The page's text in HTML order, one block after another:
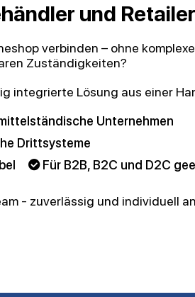
und Retailer
verbinden – ohne
Zuständigkeiten?
integrierte Lösung aus einer
Unternehmen
Drittsysteme
Für B2B, B2C und D2C
- zuverlässig und individuell